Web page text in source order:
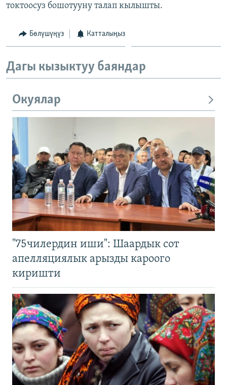
токтоосуз бошотууну талап кылышты.
Бөлүшүңүз Катталыңыз
Дагы кызыктуу баяндар
Окуялар
"75чилердин иши": Шаардык сот
апелляциялык арызды кароого
киришти